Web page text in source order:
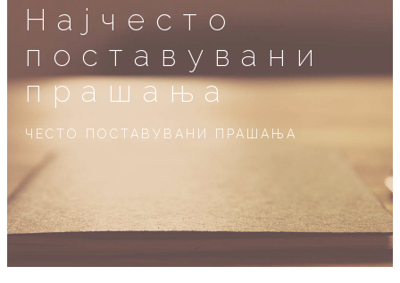
Најчесто
поставувани
прашања
ЧЕСТО ПОСТАВУВАНИ ПРАШАЊА